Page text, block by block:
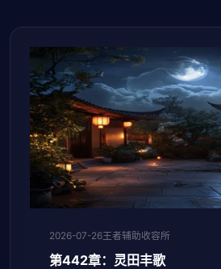
2026-07-26王者辅助收容所
第442章：灵田丰歌